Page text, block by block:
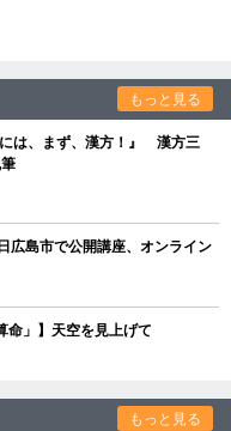
もっと見る
は、まず、漢方！』 漢方三
島市で公開講座、オンライン
命」】天空を見上げて
もっと見る